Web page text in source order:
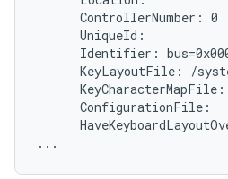
      ControllerNumber: 0
      UniqueId:
Identifier:
KeyLayoutFile: /
      ConfigurationFile: